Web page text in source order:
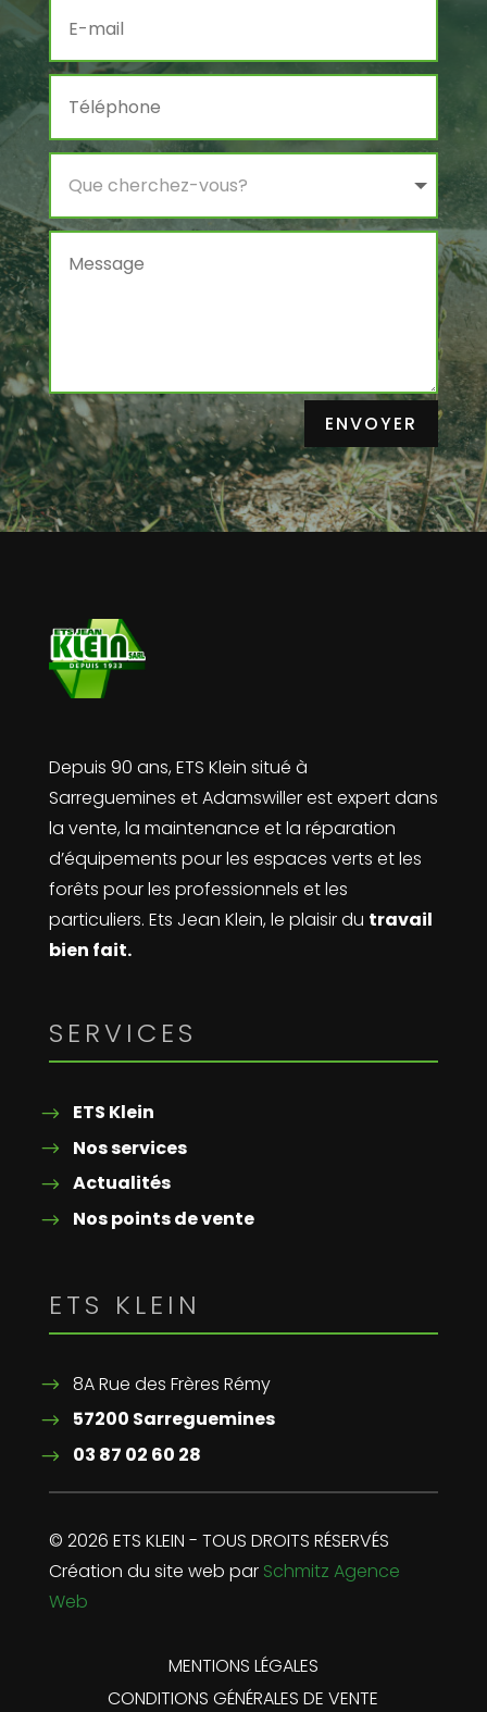
ENVOYER
Depuis 90 ans, ETS Klein situé à
Sarreguemines et Adamswiller est expert dans
la vente, la maintenance et la réparation
d’équipements pour les espaces verts et les
forêts pour les professionnels et les
particuliers. Ets Jean Klein, le plaisir du travail
bien fait.
SERVICES
ETS Klein
Nos services
Actualités
Nos points de vente
ETS KLEIN
8A Rue des Frères Rémy
57200 Sarreguemines
03 87 02 60 28
© 2026 ETS KLEIN - TOUS DROITS RÉSERVÉS
Création du site web par Schmitz Agence
Web
MENTIONS LÉGALES
CONDITIONS GÉNÉRALES DE VENTE